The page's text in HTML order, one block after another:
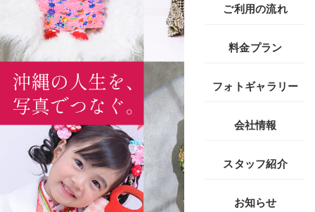
ご利用の流れ
料金プラン
フォトギャラリー
会社情報
スタッフ紹介
お知らせ